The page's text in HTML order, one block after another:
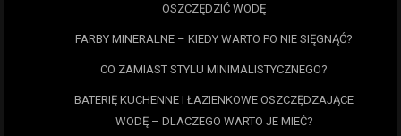
OSZCZĘDZIĆ WODĘ
FARBY MINERALNE – KIEDY WARTO PO NIE SIĘGNĄĆ?
CO ZAMIAST STYLU MINIMALISTYCZNEGO?
BATERIĘ KUCHENNE I ŁAZIENKOWE OSZCZĘDZAJĄCE
WODĘ – DLACZEGO WARTO JE MIEĆ?